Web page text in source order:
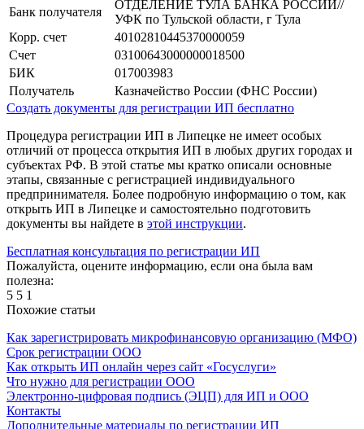
Банк получателя
ОТДЕЛЕНИЕ ТУЛА БАНКА РОССИИ//
УФК по Тульской области, г Тула
Корр. счет
40102810445370000059
Счет
03100643000000018500
БИК
017003983
Получатель
Казначейство России (ФНС России)
Создать документы для регистрации ИП бесплатно
Процедура регистрации ИП в Липецке не имеет особых
отличий от процесса открытия ИП в любых других городах и
субъектах РФ. В этой статье мы кратко описали основные
этапы, связанные с регистрацией индивидуального
предпринимателя. Более подробную информацию о том, как
открыть ИП в Липецке и самостоятельно подготовить
документы вы найдете в этой инструкции.
Бесплатная консультация по регистрации ИП
Пожалуйста, оцените информацию, если она была вам
полезна:
5 5 1
Похожие статьи
Как зарегистрировать микрофинансовую организацию (МФО)
Срок регистрации ООО
Как открыть ИП онлайн через сайт «Госуслуги»
Что нужно для регистрации ООО
Электронно-цифровая подпись (ЭЦП) для ИП и ООО
Контакты
Дополнительные материалы по регистрации ИП